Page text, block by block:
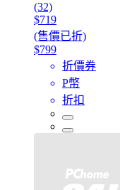
(32)
$719
(售價已折)
$799
折價券
P幣
折扣